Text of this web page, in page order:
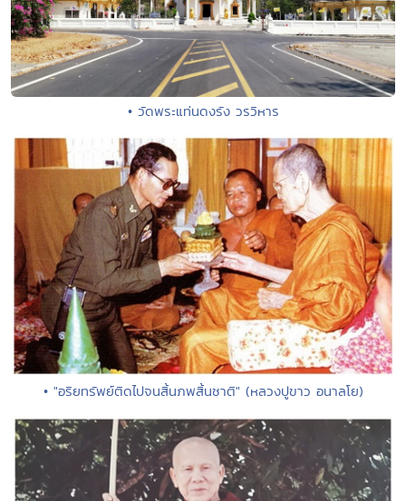
• วัดพระแท่นดงรัง วรวิหาร
• "อริยทรัพย์ติดไปจนสิ้นภพสิ้นชาติ" (หลวงปูขาว อนาลโย)